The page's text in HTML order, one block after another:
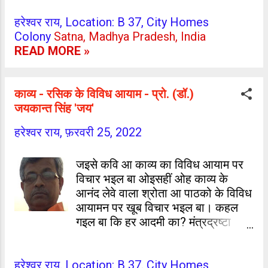
फयदा उठावे के फेरा में लाग गईली आ उ
सफल भईली। ज्योतिषीजी से उनकरा
भड्डरी के जनम भईल। भड्डरी बहुत भारी
हरेश्वर राय, Location: B 37, City Homes
Colony Satna, Madhya Pradesh, India
READ MORE »
काव्य - रसिक के विविध आयाम - प्रो. (डॉ.)
जयकान्त सिंह 'जय'
हरेश्वर राय,फ़रवरी 25, 2022
जइसे कवि आ काव्य का विविध आयाम पर
विचार भइल बा ओइसहीं ओह काव्य के
आनंद लेवे वाला श्रोता आ पाठको के विविध
आयामन पर खूब विचार भइल बा। कहल
गइल बा कि हर आदमी का? मंत्रद्रष्टा
ओइसहीं सभे काव्य का आनंद के
हरेश्वर राय, Location: B 37, City Homes